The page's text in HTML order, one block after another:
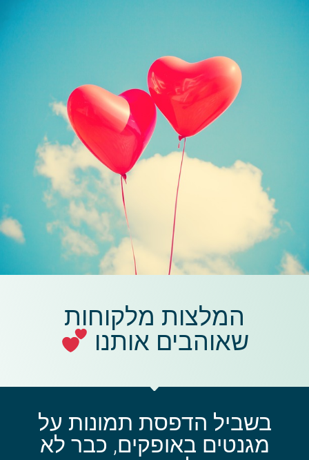
המלצות מלקוחות
שאוהבים אותנו
בשביל הדפסת תמונות על
מגנטים באופקים, כבר לא